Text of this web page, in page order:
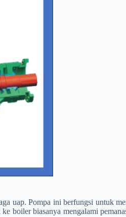
uap. Pompa ini berfungsi untuk
boiler biasanya mengalami